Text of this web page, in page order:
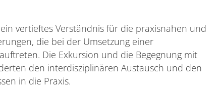
vertieftes Verständnis für die praxisnahen und
die bei der Umsetzung einer
Die Exkursion und die Begegnung mit
den interdisziplinären Austausch und den
in die Praxis.